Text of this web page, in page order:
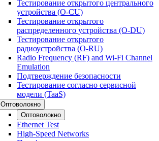
Тестирование открытого центрального
устройства (O-CU)
Тестирование открытого
распределенного устройства (O-DU)
Тестирование открытого
радиоустройства (O-RU)
Radio Frequency (RF) and Wi-Fi Channel
Emulation
Подтверждение безопасности
Тестирование согласно сервисной
модели (TaaS)
Оптоволокно
Оптоволокно
Ethernet Test
High-Speed Networks